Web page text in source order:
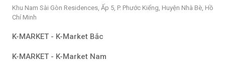
Khu Nam Sài Gòn Residences, Ấp 5, P. Phước Kiểng, Huyện Nhà Bè, Hồ
Chí Minh
K-MARKET - K-Market Bắc
K-MARKET - K-Market Nam